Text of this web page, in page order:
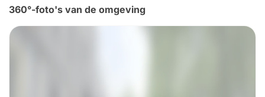
360°-foto's van de omgeving